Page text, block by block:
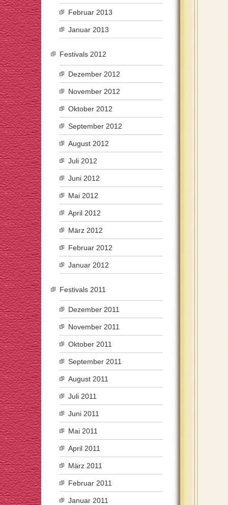
Februar 2013
Januar 2013
Festivals 2012
Dezember 2012
November 2012
Oktober 2012
September 2012
August 2012
Juli 2012
Juni 2012
Mai 2012
April 2012
März 2012
Februar 2012
Januar 2012
Festivals 2011
Dezember 2011
November 2011
Oktober 2011
September 2011
August 2011
Juli 2011
Juni 2011
Mai 2011
April 2011
März 2011
Februar 2011
Januar 2011